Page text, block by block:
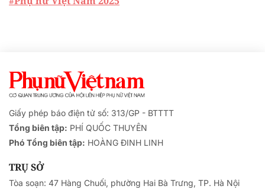
Giấy phép báo điện tử số: 313/GP - BTTTT
Tổng biên tập: PHÍ QUỐC THUYÊN
Phó Tổng biên tập: HOÀNG ĐINH LINH
TRỤ SỞ
Tòa soạn: 47 Hàng Chuối, phường Hai Bà Trưng, TP. Hà Nội